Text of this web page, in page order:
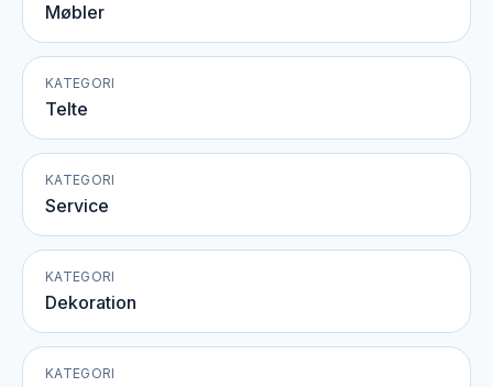
Møbler
KATEGORI
Telte
KATEGORI
Service
KATEGORI
Dekoration
KATEGORI